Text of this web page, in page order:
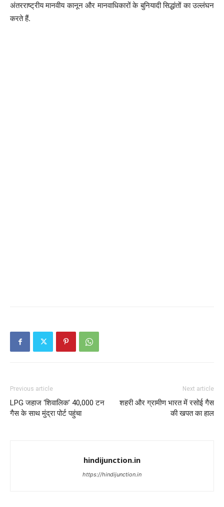
अंतरराष्ट्रीय मानवीय कानून और मानवाधिकारों के बुनियादी सिद्धांतों का उल्लंघन
करते हैं.
Previous article
LPG जहाज ‘शिवालिक’ 40,000 टन
गैस के साथ मुंद्रा पोर्ट पहुंचा
Next article
शहरी और ग्रामीण भारत में रसोई गैस
की खपत का हाल
hindijunction.in
https://hindijunction.in